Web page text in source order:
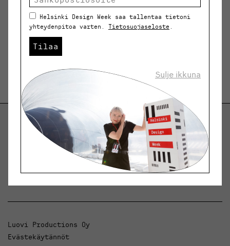
Helsinki Design Weekly.
Keskustelua, uutisia ja ilmiöitä muotoilusta ja
arkkitehtuurista.
Luovi Productions Oy
Evästekäytännöt
Helsinki Design Week saa tallentaa tietoni
yhteydenpitoa varten. Tietosuojaseloste
Tilaa
Sulje ikkuna